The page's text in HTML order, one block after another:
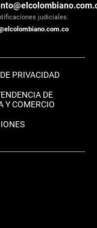
judiciales:
PRIVACIDAD
DE
Y COMERCIO